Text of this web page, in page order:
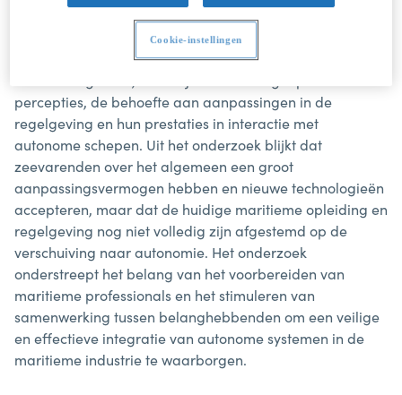
Dit onderzoek gaat in op de impact van maritieme
autonome oppervlakteschepen op officieren met een
percepties, de behoefte aan aanpassingen in de
regelgeving en hun prestaties in interactie met
autonome schepen. Uit het onderzoek blijkt dat
zeevarenden over het algemeen een groot
aanpassingsvermogen hebben en nieuwe technologieën
accepteren, maar dat de huidige maritieme opleiding en
regelgeving nog niet volledig zijn afgestemd op de
verschuiving naar autonomie. Het onderzoek
onderstreept het belang van het voorbereiden van
maritieme professionals en het stimuleren van
samenwerking tussen belanghebbenden om een veilige
en effectieve integratie van autonome systemen in de
maritieme industrie te waarborgen.
Cookie-instellingen